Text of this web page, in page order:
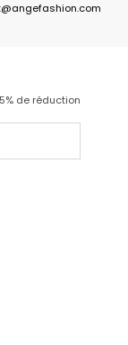
de réduction